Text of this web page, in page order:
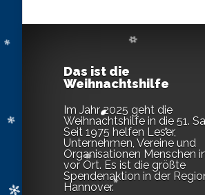
Das ist die
Weihnachtshilfe
Im Jahr 2025 geht die
Weihnachtshilfe in die 51.
Seit 1975 helfen Leser,
Unternehmen, Vereine und
Organisationen Menschen
vor Ort. Es ist die größte
Spendenaktion in der
Hannover.